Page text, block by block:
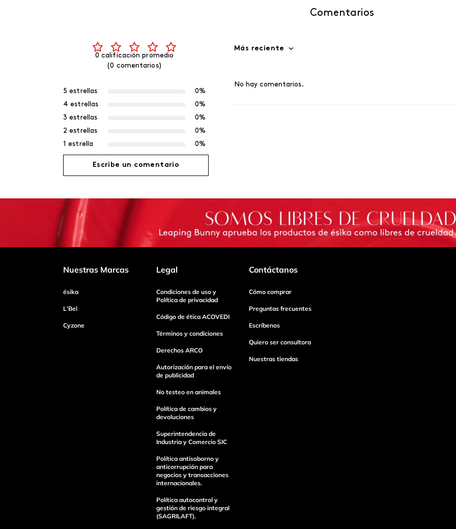
Comentarios
0 calificación promedio
(0 comentarios)
5 estrellas
0%
4 estrellas
0%
3 estrellas
0%
2 estrellas
0%
1 estrella
0%
Escribe un comentario
Agregar comentario
Título
Tu nombre
Enviar Comentario
Más reciente
No hay comentarios.
Nuestras Marcas
ésika
L'Bel
Cyzone
Legal
Condiciones de uso y
Política de privacidad
Código de ética ACOVEDI
Términos y condiciones
Derechos ARCO
Autorización para el envío
de publicidad
No testeo en animales
Política de cambios y
devoluciones
Superintendencia de
Industria y Comercio SIC
Política antisoborno y
anticorrupción para
negocios y transacciones
internacionales.
Política autocontrol y
gestión de riesgo integral
(SAGRILAFT).
Contáctanos
Cómo comprar
Preguntas frecuentes
Escríbenos
Quiero ser consultora
Nuestras tiendas